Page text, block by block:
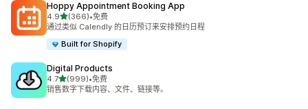
Hoppy Appointment Booking App
4.9星（满分 5 星）
(366)
总共 366 条评论
•免费
通过类似 Calendly 的日历预订来安排预约日程
Built for Shopify
Digital Products
4.7星（满分 5 星）
(999)
总共 999 条评论
•免费
销售数字下载内容、文件、链接等。